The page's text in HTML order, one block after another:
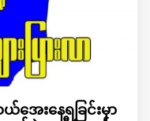
အေးနေရခြင်းမှာ